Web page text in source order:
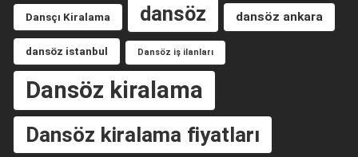
Dansçı Kiralama dansöz dansöz ankara
dansöz istanbul Dansöz iş ilanları
Dansöz kiralama
Dansöz kiralama fiyatları